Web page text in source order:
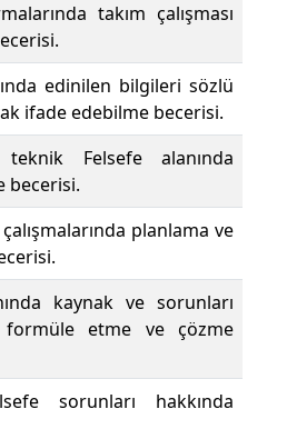
takım çalışması
edinilen bilgileri sözlü
ifade edebilme becerisi.
Felsefe alanında
becerisi.
planlama ve
kaynak ve sorunları
formüle etme ve çözme
sorunları hakkında